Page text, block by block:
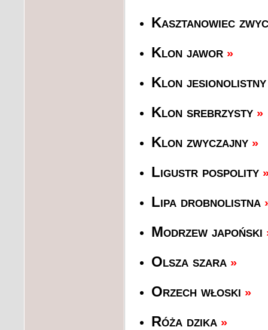
Kasztanowiec
Klon jawor »
Klon jesionolistny
Klon srebrzysty »
Klon zwyczajny »
Ligustr pospolity
Lipa drobnolistna
Modrzew japoński
Olsza szara »
Orzech włoski »
Róża dzika »